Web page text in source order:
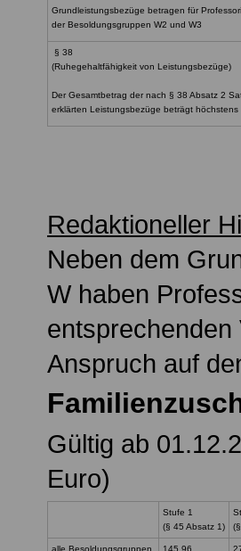
Grundleistungsbezüge betragen für
der Besoldungsgruppen W2 und W3
§ 38
(Ruhegehaltfähigkeit von Leistungsbezüge)
Der Gesamtbetrag der nach § 38 Absatz 2
erklärten Leistungsbezüge beträgt höchstens
Redaktioneller
Neben dem
W haben
Anspruch auf
Gültig ab
Euro)
Stufe 1
(§ 45 Absatz 1)
alle Besoldungsgruppen 145,96